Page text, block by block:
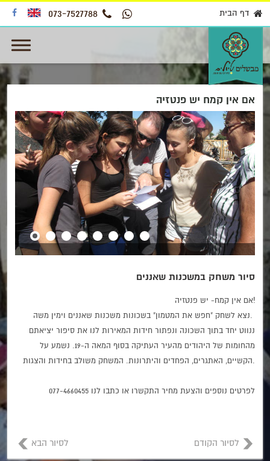
דף הבית 073-7527788
אם אין קמח יש פנטזיה
סיור משחק במשכנות שאננים
אם אין קמח- יש פנטזיה!
ננווט יחד בתוך השכונה ונפתור חידות המאירות לנו את סיפור יציאתם
מהחומות של היהודים מהעיר העתיקה בסוף המאה ה-19. נשמע על
לפרטים נוספים והצעת מחיר התקשרו או כתבו לנו 077-4660455
לסיור הקודם לסיור הבא